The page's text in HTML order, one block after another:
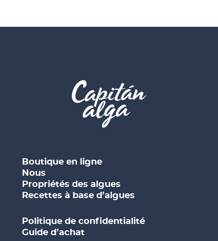
Boutique en ligne
Nous
Propriétés des algues
Recettes à base d’algues
Politique de confidentialité
Guide d’achat